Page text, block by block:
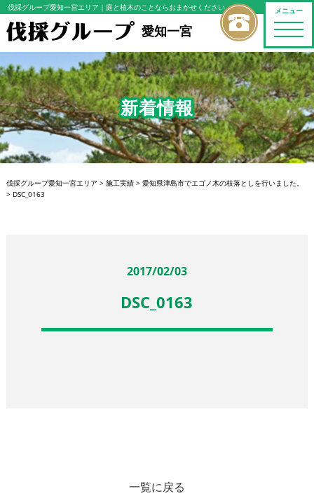
メニュー
toggle
伐採グループ愛知一宮エリア ｜庭と植木のことならおまかせください
愛知一宮
新着情報
伐採グループ愛知一宮エリア > 施工実績> 愛知県津島市でエゴノ木の枝落としを行いました。
> DSC_0163
2017/02/03
DSC_0163
一覧に戻る